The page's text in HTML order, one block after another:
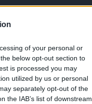
of your personal or
below opt-out section to
is processed you may
utilized by us or personal
separately opt-out of the
the IAB’s list of downstream